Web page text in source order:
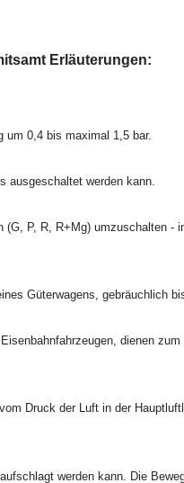
Erläuterungen:
um 0,4 bis maximal 1,5 bar.
ausgeschaltet werden kann.
P, R, R+Mg) umzuschalten -
Güterwagens, gebräuchlich
dienen zum
Druck der Luft in der
werden kann. Die